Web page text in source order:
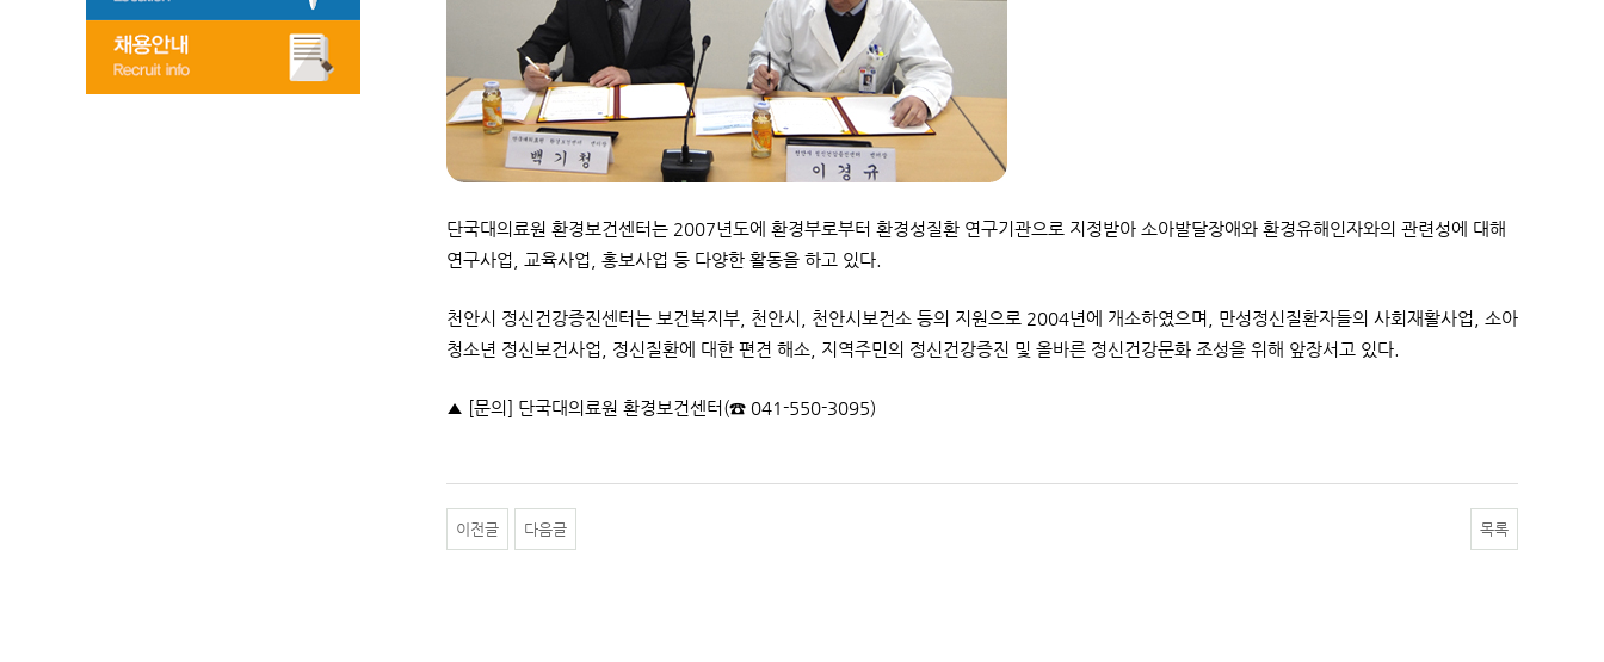
단국대의료원 환경보건센터는 2007년도에 환경부로부터 환경성질환 연구기관으로 지정받아 소아발달장애와 환경유해인자와의 관련성에 대해
연구사업, 교육사업, 홍보사업 등 다양한 활동을 하고 있다.
천안시 정신건강증진센터는 보건복지부, 천안시, 천안시보건소 등의 지원으로 2004년에 개소하였으며, 만성정신질환자들의 사회재활사업, 소아
청소년 정신보건사업, 정신질환에 대한 편견 해소, 지역주민의 정신건강증진 및 올바른 정신건강문화 조성을 위해 앞장서고 있다.
▲ [문의] 단국대의료원 환경보건센터(☎ 041-550-3095)
이전글 다음글 목록